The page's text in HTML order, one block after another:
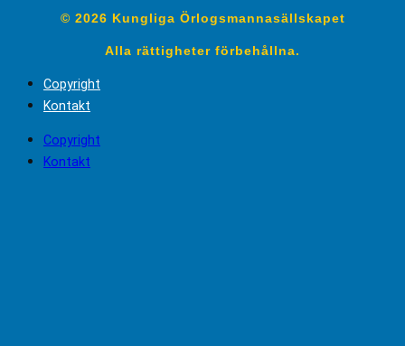
© 2026 Kungliga Örlogsmannasällskapet
Alla rättigheter förbehållna.
Copyright
Kontakt
Copyright
Kontakt